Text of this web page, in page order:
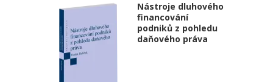
Nástroje dluhového
financování
podniků z pohledu
daňového práva